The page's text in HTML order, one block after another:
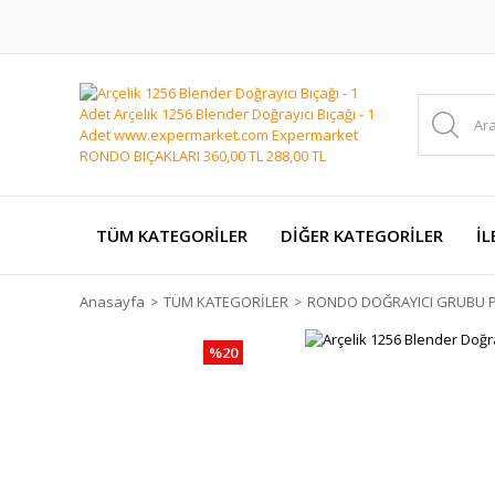
TÜM KATEGORİLER DİĞER KATEGORİLER
Anasayfa TÜM KATEGORİLER RONDO DOĞRAYICI GRUBU
%20